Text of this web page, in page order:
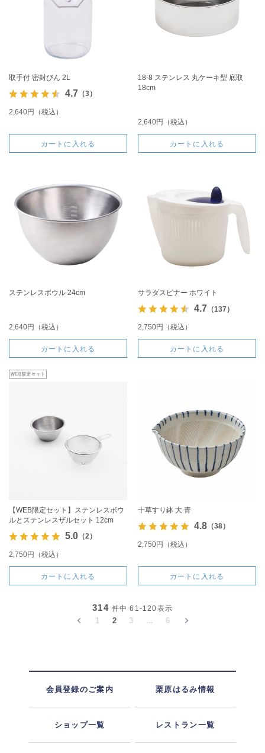
取手付 密封びん 2L
4.7 （3）
2,640円（税込）
カートに入れる
18-8 ステンレス 丸ケーキ型 底取
18cm
2,640円（税込）
カートに入れる
ステンレスボウル 24cm
2,640円（税込）
カートに入れる
サラダスピナー ホワイト
4.7 （137）
2,750円（税込）
カートに入れる
【WEB限定セット】ステンレスボウ
ルとステンレスザルセット 12cm
5.0（2）
2,750円（税込）
カートに入れる
十草すり鉢 大 青
4.8（38）
2,750円（税込）
カートに入れる
314 件中 61-120表示
1 2 3 ... 6
会員登録のご案内 栗原はるみ情報
ショップ一覧 レストラン一覧